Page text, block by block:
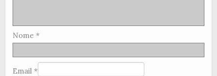
Nome *
Email *